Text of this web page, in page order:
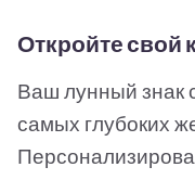
Откройте свой
Ваш лунный знак
самых глубоких